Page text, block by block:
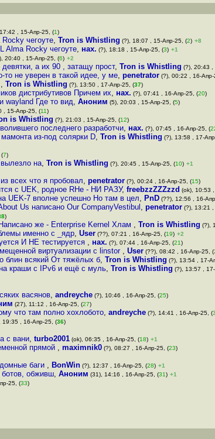
, 15-Апр-25, (1)
чегоуте, Tron is Whistling (?), 18:07 , 15-Апр-25, (2) +8
Alma Rocky чегоуте, нах. (?), 18:18 , 15-Апр-25, (3) +1
20:40 , 15-Апр-25, (6) +2
а их 90 , затащу прост, Tron is Whistling (?), 20:43 ,
то не уверен в такой идее, у ме, penetrator (?), 00:22 , 16-Апр-
, Tron is Whistling (?), 13:50 , 17-Апр-25, (37)
дистрибутивов Причем их, нах. (?), 07:41 , 16-Апр-25, (20)
wayland Где то вид, Аноним (5), 20:03 , 15-Апр-25, (5)
, 15-Апр-25, (11)
is Whistling (?), 21:03 , 15-Апр-25, (12)
последнего разработчи, нах. (?), 07:45 , 16-Апр-25, (
из-под солярки D, Tron is Whistling (?), 13:58 , 17-
(7)
на, Tron is Whistling (?), 20:45 , 15-Апр-25, (10) +1
всех что я пробовал, penetrator (?), 00:24 , 16-Апр-25, (15)
с UEK, родное RHе - НИ РАЗУ, freebzzZZZzzd (ok), 10:53
UEK-7 вполне успешно Но там в цел, PnD (??), 12:56 , 16-
Us написано Our CompanyVestibul , penetrator (?), 13:21
)
же - Enterprise Kernel Хлам , Tron is Whistling (?),
именно с _ядр, User (??), 07:21 , 16-Апр-25, (19) +2
И НЕ тестируется , нах. (?), 07:44 , 16-Апр-25, (21)
виртуализации с linstor , User (??), 08:42 , 16-Апр-25, (
блин всякий От тяжёлых б, Tron is Whistling (?), 13:54 , 17-
краши с IPv6 и ещё с муль, Tron is Whistling (?), 13:57 ,
васянов, andreyche (?), 10:46 , 16-Апр-25, (25)
(27), 11:12 , 16-Апр-25, (27)
что там полно хохлобото, andreyche (?), 14:41 , 16-Апр-25, (
19:35 , 16-Апр-25, (36)
с вани, turbo2001 (ok), 06:35 , 16-Апр-25, (18) +1
прямой , maximnik0 (?), 08:27 , 16-Апр-25, (23)
баги , BonWin (?), 12:37 , 16-Апр-25, (28) +1
ботов, обживш, Аноним (31), 14:16 , 16-Апр-25, (31) +1
25, (33)